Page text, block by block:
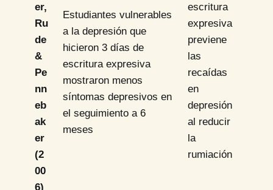
er,
Ru
de
&
Pe
nn
eb
ak
er
(2
00
6)
Estudiantes vulnerables
a la depresión que
hicieron 3 días de
escritura expresiva
mostraron menos
síntomas depresivos en
el seguimiento a 6
meses
escritura
expresiva
previene
las
recaídas
en
depresión
al reducir
la
rumiación